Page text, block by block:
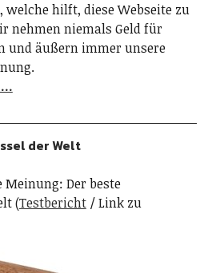
welche hilft, diese Webseite zu
nehmen niemals Geld für
und äußern immer unsere
…
der Welt
Der beste
(Testbericht/ Link zu